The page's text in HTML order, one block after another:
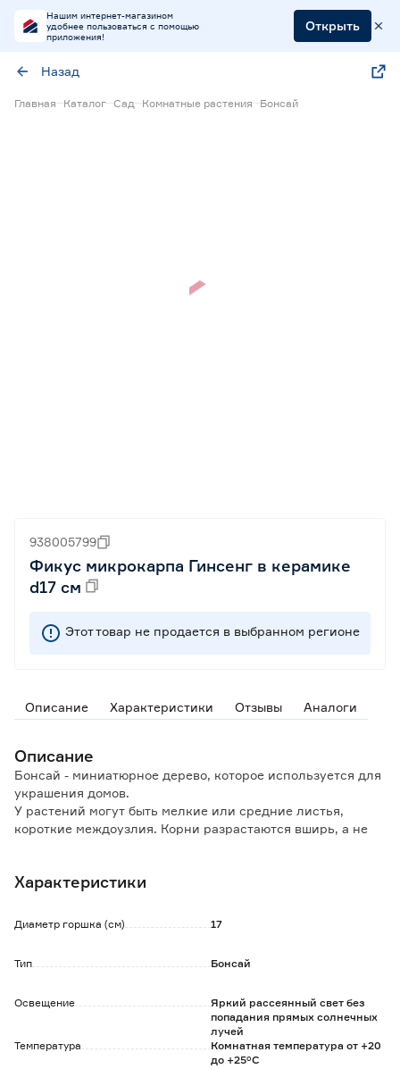
Нашим интернет-магазином
удобнее пользоваться с помощью
приложения!
Открыть
Назад
Главная Каталог Сад Комнатные растения Бонсай
938005799
Фикус микрокарпа Гинсенг в керамике
d17 см
Этот товар не продается в выбранном регионе
Описание Характеристики Отзывы Аналоги
Описание
Бонсай - миниатюрное дерево, которое используется для
украшения домов.
У растений могут быть мелкие или средние листья,
короткие междоузлия. Корни разрастаются вширь, а не
сосна, ель), листопадные (клен, сакура, азалия) и
Бонсай хорошо растет в полутени, следует избегать
Летом растение можно выносить на улицу в защищенное
Формирующую обрезку лучше проводить весной или
Товар продается в ассортименте.
Характеристики
Диаметр горшка (см) 17
Тип Бонсай
Освещение
Яркий рассеянный свет без
попадания прямых солнечных
лучей
Температура
Комнатная температура от +20
до +25°C